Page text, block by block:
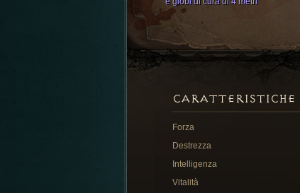
CARATTERISTICHE
Forza
Destrezza
Intelligenza
Vitalità